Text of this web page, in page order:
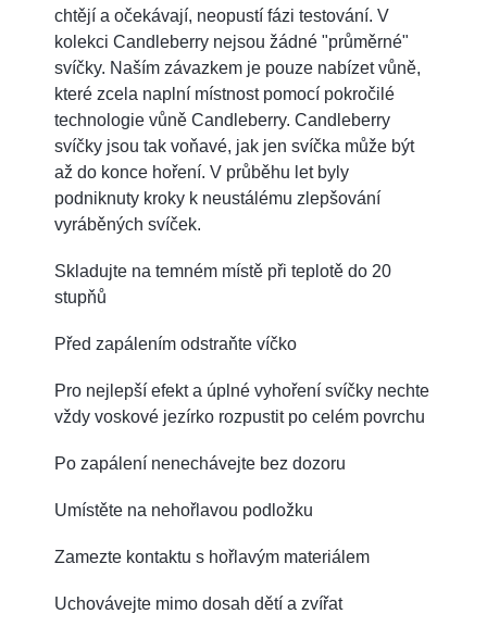
chtějí a očekávají, neopustí fázi testování. V
kolekci Candleberry nejsou žádné "průměrné"
svíčky. Naším závazkem je pouze nabízet vůně,
které zcela naplní místnost pomocí pokročilé
technologie vůně Candleberry. Candleberry
svíčky jsou tak voňavé, jak jen svíčka může být
až do konce hoření. V průběhu let byly
podniknuty kroky k neustálému zlepšování
vyráběných svíček.
Skladujte na temném místě při teplotě do 20
stupňů
Před zapálením odstraňte víčko
Pro nejlepší efekt a úplné vyhoření svíčky nechte
vždy voskové jezírko rozpustit po celém povrchu
Po zapálení nenechávejte bez dozoru
Umístěte na nehořlavou podložku
Zamezte kontaktu s hořlavým materiálem
Uchovávejte mimo dosah dětí a zvířat